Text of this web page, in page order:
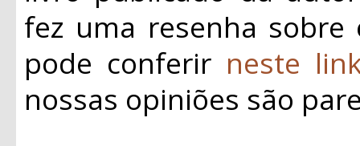
fez uma resenha
pode conferir neste
nossas opiniões são